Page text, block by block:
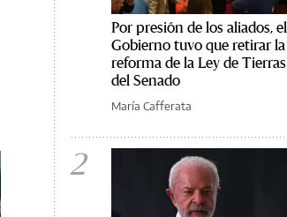
Por presión de los aliados, el
Gobierno tuvo que retirar la
reforma de la Ley de Tierras
del Senado
María Cafferata
2